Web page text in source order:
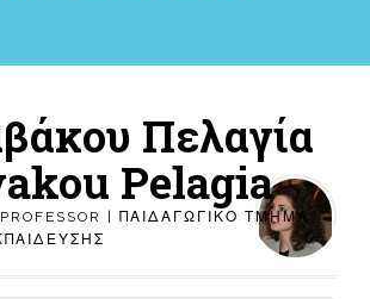
Πελαγία
Pelagia
| ΠΑΙΔΑΓΩΓΙΚΟ ΤΜΗΜΑ